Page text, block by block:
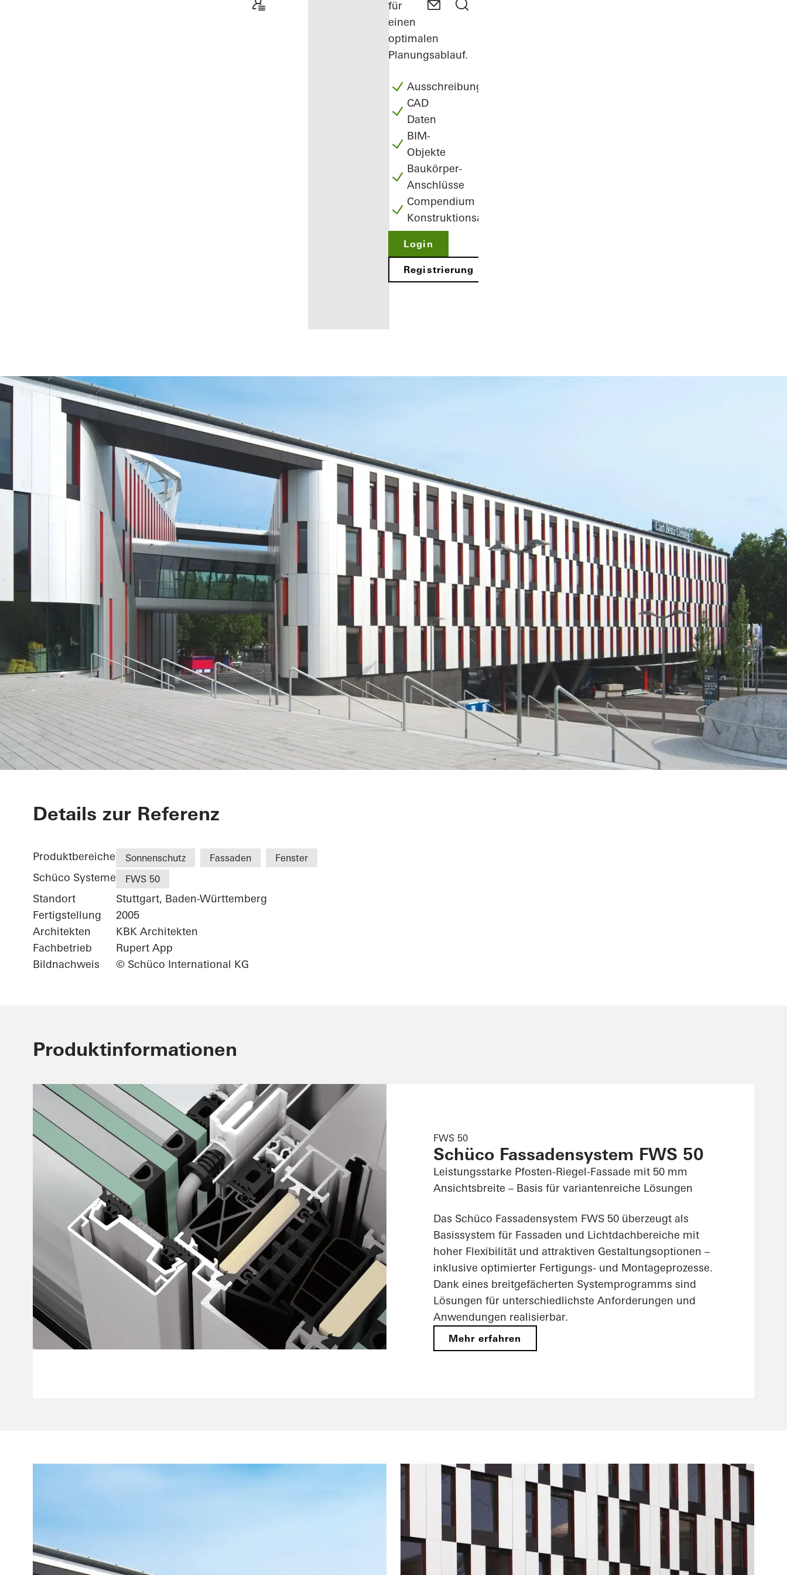
angemeldeter
für
einen
optimalen
Planungsablauf.
Ausschreibungstexte
CAD
Daten
BIM-
Objekte
Baukörper-
Anschlüsse
Compendium -
Konstruktionsatlas
Login
Registrierung
Karl Benz Center
Details zur Referenz
Produktbereiche Sonnenschutz Fassaden Fenster
Schüco Systeme FWS 50
Standort
Stuttgart, Baden-Württemberg
Fertigstellung
2005
Architekten
KBK Architekten
Fachbetrieb
Rupert App
Bildnachweis
© Schüco International KG
Produktinformationen
FWS 50
Schüco Fassadensystem FWS 50
Leistungsstarke Pfosten-Riegel-Fassade mit 50 mm
Ansichtsbreite – Basis für variantenreiche Lösungen
Das Schüco Fassadensystem FWS 50 überzeugt als
Basissystem für Fassaden und Lichtdachbereiche mit
hoher Flexibilität und attraktiven Gestaltungsoptionen –
inklusive optimierter Fertigungs- und Montageprozesse.
Dank eines breitgefächerten Systemprogramms sind
Lösungen für unterschiedlichste Anforderungen und
Anwendungen realisierbar.
Mehr erfahren